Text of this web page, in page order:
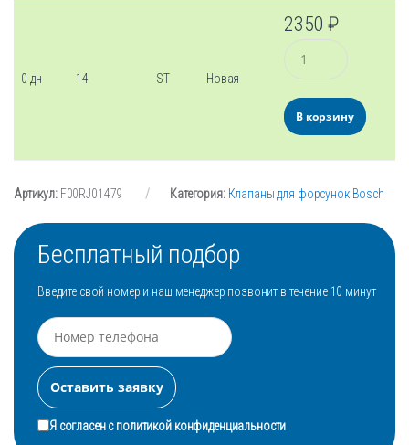
0 дн 14 ST Новая
2350₽
Количество
В корзину
Артикул: F00RJ01479 Категория: Клапаны для форсунок Bosch
Бесплатный подбор
Введите свой номер и наш менеджер позвонит в течение 10 минут
Я согласен сполитикой конфиденциальности